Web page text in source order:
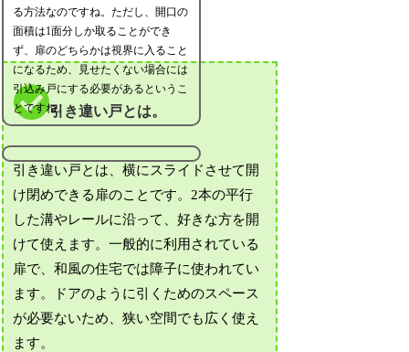
る方法なのですね。ただし、開口の
面積は1面分しか取ることができ
ず、扉のどちらかは視界に入ること
になるため、見せたくない場合には
引込み戸にする必要があるというこ
とですね。引き違い戸とは。
引き違い戸とは、横にスライドさせて開
け閉めできる扉のことです。2本の平行
した溝やレールに沿って、好きな方を開
けて使えます。一般的に利用されている
扉で、和風の住宅では障子に使われてい
ます。ドアのように引くためのスペース
が必要ないため、狭い空間でも広く使え
ます。